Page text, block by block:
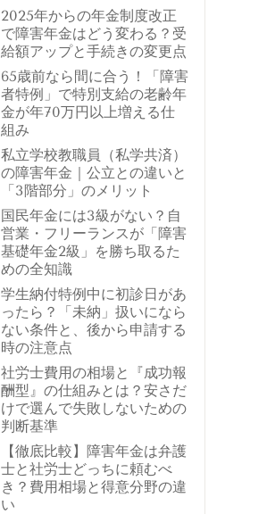
2025年からの年金制度改正
で障害年金はどう変わる？受
給額アップと手続きの変更点
65歳前なら間に合う！「障害
者特例」で特別支給の老齢年
金が年70万円以上増える仕
組み
私立学校教職員（私学共済）
の障害年金｜公立との違いと
「3階部分」のメリット
国民年金には3級がない？自
営業・フリーランスが「障害
基礎年金2級」を勝ち取るた
めの全知識
学生納付特例中に初診日があ
ったら？「未納」扱いになら
ない条件と、後から申請する
時の注意点
社労士費用の相場と『成功報
酬型』の仕組みとは？安さだ
けで選んで失敗しないための
判断基準
【徹底比較】障害年金は弁護
士と社労士どっちに頼むべ
き？費用相場と得意分野の違
い